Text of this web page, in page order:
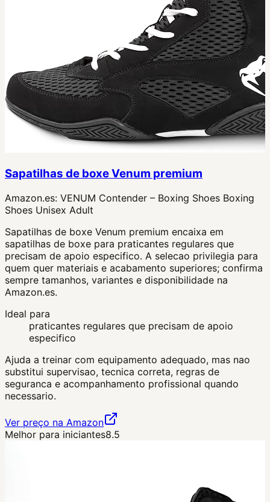
Sapatilhas de boxe Venum premium
Amazon.es: VENUM Contender – Boxing Shoes Boxing
Shoes Unisex Adult
Sapatilhas de boxe Venum premium encaixa em
sapatilhas de boxe para praticantes regulares que
precisam de apoio especifico. A selecao privilegia para
quem quer materiais e acabamento superiores; confirma
sempre tamanhos, variantes e disponibilidade na
Amazon.es.
Ideal para
praticantes regulares que precisam de apoio
especifico
Ajuda a treinar com equipamento adequado, mas nao
substitui supervisao, tecnica correta, regras de
seguranca e acompanhamento profissional quando
necessario.
Ver preço na Amazon
Melhor para iniciantes8.5